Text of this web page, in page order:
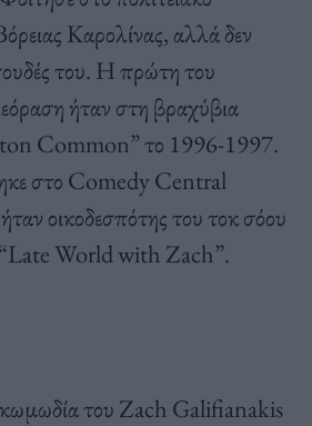
Καρολίνας, αλλά δεν
του. Η πρώτη του
ήταν στη βραχύβια
Common” το 1996-1997.
στο Comedy Central
οικοδεσπότης του τοκ σόου
World with Zach”.
του Zach Galifianakis